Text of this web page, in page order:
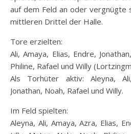
auf dem Feld an oder vergnügte
mittleren Drittel der Halle.
Tore erzielten:
Ali, Amaya, Elias, Endre,
Philine, Rafael und Willy
Als Torhüter aktiv: Aleyna,
Jonathan, Noah, Rafael und Willy.
Im Feld spielten:
Aleyna, Ali, Amaya, Azra, Elias,